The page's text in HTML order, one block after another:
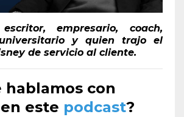
empresario, coach,
y quien trajo el
de servicio al cliente.
hablamos con
este podcast?